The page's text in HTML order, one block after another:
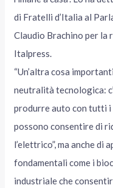
di Fratelli d’Italia al
Claudio Brachino per la
Italpress.
“Un’altra cosa
neutralità tecnologica:
produrre auto con tutti
possono consentire di
l’elettrico”, ma anche di
fondamentali come i
industriale che